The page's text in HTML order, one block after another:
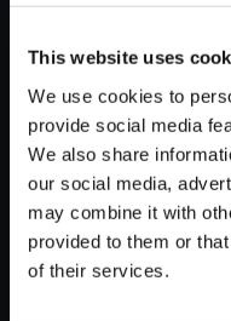
This website uses
We use cookies to
provide social media
We also share
our social media,
may combine it with
provided to them or
of their services.